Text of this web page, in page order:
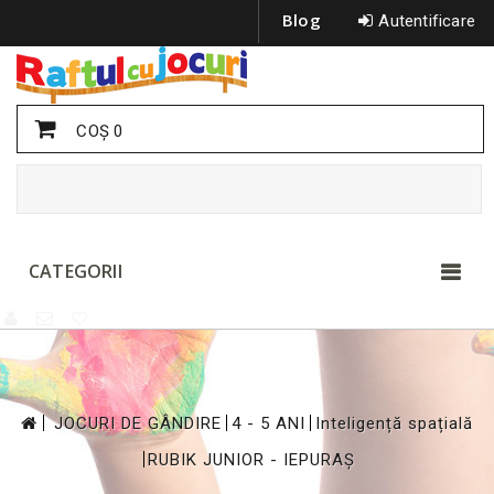
Autentificare
Blog
COŞ0
CATEGORII
>
JOCURI DE GÂNDIRE 4 - 5 ANI
Inteligență spațială
>
RUBIK JUNIOR - IEPURAȘ